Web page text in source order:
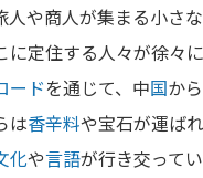
人や商人が集まる小さ
に定住する人々が徐々
ードを通じて、中国か
は香辛料や宝石が運ばれ
化や言語が行き交って